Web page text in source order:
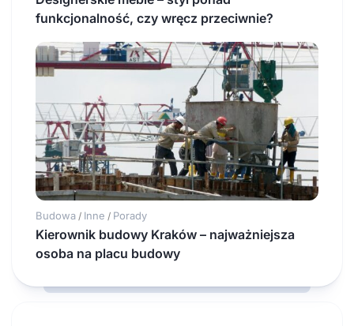
funkcjonalność, czy wręcz przeciwnie?
Budowa / Inne / Porady
Kierownik budowy Kraków – najważniejsza
osoba na placu budowy